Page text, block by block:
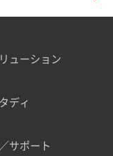
ューション
ディ
サポート